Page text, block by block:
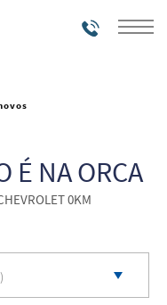
Telefones
É NA ORCA
0KM